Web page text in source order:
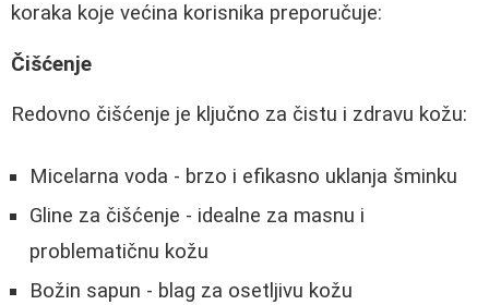
koraka koje većina korisnika preporučuje:
Čišćenje
Redovno čišćenje je ključno za čistu i zdravu kožu:
Micelarna voda - brzo i efikasno uklanja šminku
Gline za čišćenje - idealne za masnu i
problematičnu kožu
Božin sapun - blag za osetljivu kožu